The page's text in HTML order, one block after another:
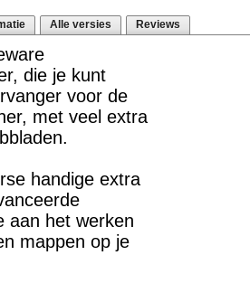
Alle versies Reviews
die je kunt
voor de
met veel extra
handige extra
aan het werken
mappen op je